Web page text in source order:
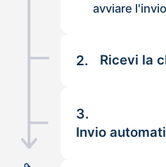
avviare
2. Ricevi la
3.
Invio